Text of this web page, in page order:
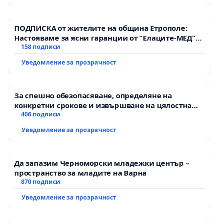
ПОДПИСКА от жителите на община Етрополе:
Настояваме за ясни гаранции от “Елаците-МЕД”
АД и от държавата, че ще се изпълнят всички
158 подписи
Уведомление за прозрачност
За спешно обезопасяване, определяне на
конкретни срокове и извършване на цялостна
рехабилитация на републиканския път между
Мирово - к.к. Момин проход
406 подписи
Уведомление за прозрачност
Да запазим Черноморски младежки център –
пространство за младите на Варна
870 подписи
Уведомление за прозрачност